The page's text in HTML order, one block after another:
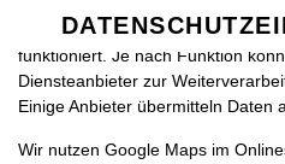
benötigt, damit bei Deinem
funktioniert. Je nach Funktion
Diensteanbieter zur
Einige Anbieter übermitteln Daten
Wir nutzen Google Maps im